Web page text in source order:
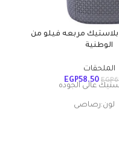
مربعه فيلو من
الوطنية
الملحقات
EGP
EGP58.50
عالى الجوده
لون:رصاصى